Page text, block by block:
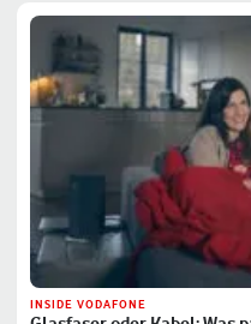
INSIDE VODAFONE